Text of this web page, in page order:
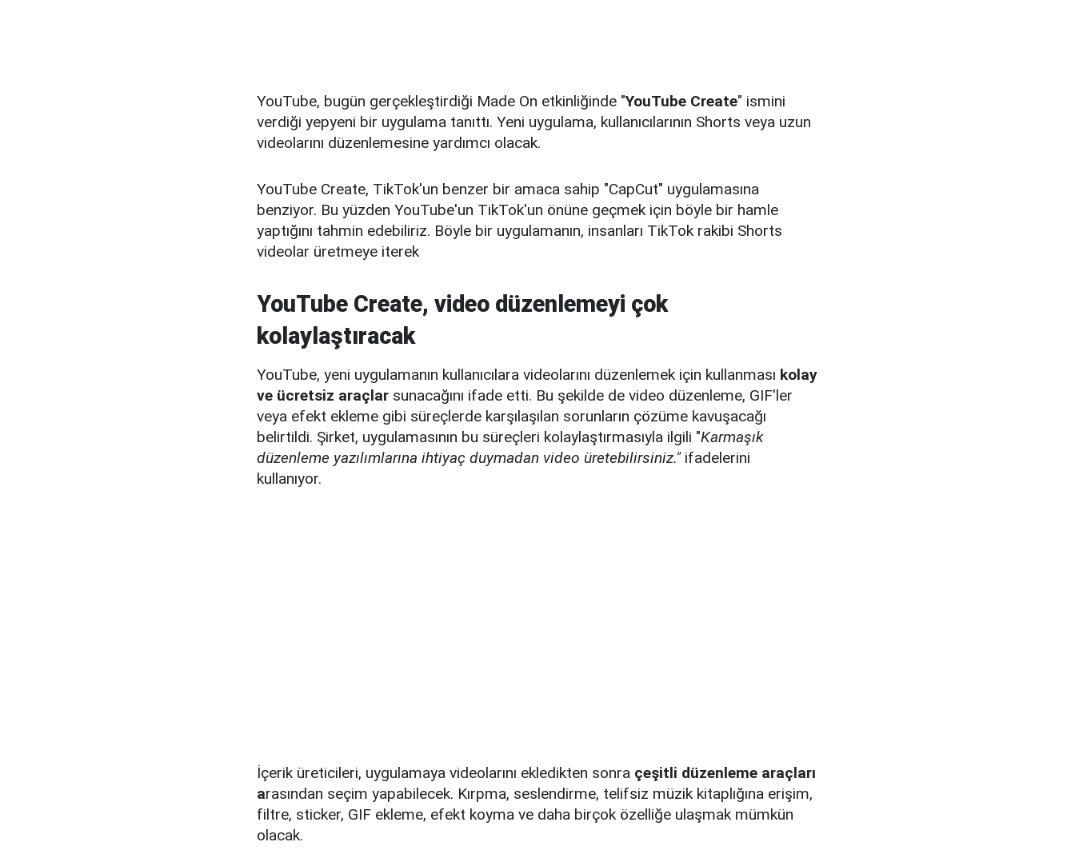
YouTube, bugün gerçekleştirdiği Made On etkinliğinde "YouTube Create" ismini
verdiği yepyeni bir uygulama tanıttı. Yeni uygulama, kullanıcılarının Shorts veya uzun
videolarını düzenlemesine yardımcı olacak.
YouTube Create, TikTok'un benzer bir amaca sahip "CapCut" uygulamasına
benziyor. Bu yüzden YouTube'un TikTok'un önüne geçmek için böyle bir hamle
yaptığını tahmin edebiliriz. Böyle bir uygulamanın, insanları TikTok rakibi Shorts
videolar üretmeye iterek
YouTube Create, video düzenlemeyi çok
kolaylaştıracak
YouTube, yeni uygulamanın kullanıcılara videolarını düzenlemek için kullanması kolay
ve ücretsiz araçlar sunacağını ifade etti. Bu şekilde de video düzenleme, GIF'ler
veya efekt ekleme gibi süreçlerde karşılaşılan sorunların çözüme kavuşacağı
belirtildi. Şirket, uygulamasının bu süreçleri kolaylaştırmasıyla ilgili "Karmaşık
düzenleme yazılımlarına ihtiyaç duymadan video üretebilirsiniz."ifadelerini
kullanıyor.
İçerik üreticileri, uygulamaya videolarını ekledikten sonra çeşitli düzenleme araçları
arasından seçim yapabilecek. Kırpma, seslendirme, telifsiz müzik kitaplığına erişim,
filtre, sticker, GIF ekleme, efekt koyma ve daha birçok özelliğe ulaşmak mümkün
olacak.